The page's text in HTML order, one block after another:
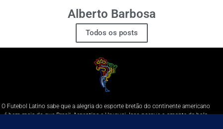
Alberto Barbosa
Todos os posts
O Futebol Latino sabe que a alegria do esporte bretão do continente americano
é bem mais do que Brasil, Argentina e Uruguai. Isso porque o amante da bola